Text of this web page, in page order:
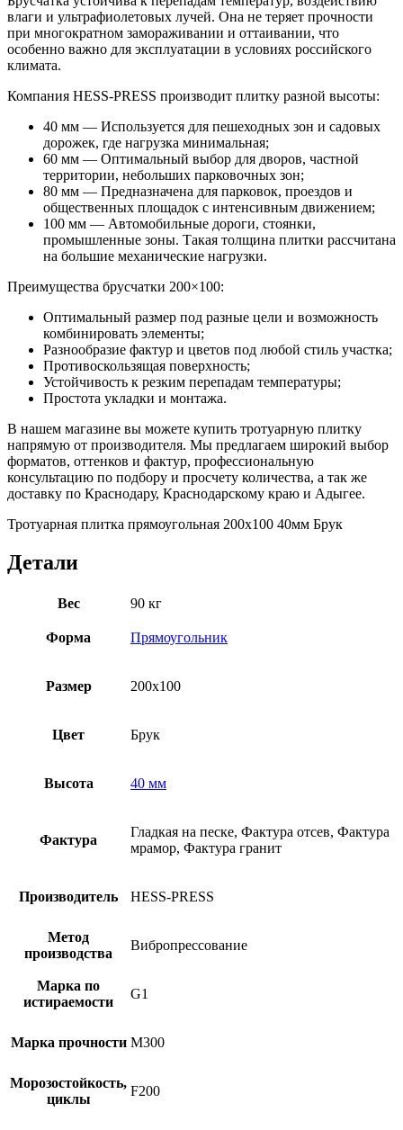
влаги и ультрафиолетовых лучей. Она не теряет прочности
при многократном замораживании и оттаивании, что
особенно важно для эксплуатации в условиях российского
климата.
Компания HESS-PRESS производит плитку разной высоты:
40 мм — Используется для пешеходных зон и садовых
дорожек, где нагрузка минимальная;
60 мм — Оптимальный выбор для дворов, частной
территории, небольших парковочных зон;
80 мм — Предназначена для парковок, проездов и
общественных площадок с интенсивным движением;
100 мм — Автомобильные дороги, стоянки,
промышленные зоны. Такая толщина плитки рассчитана
на большие механические нагрузки.
Преимущества брусчатки 200×100:
Оптимальный размер под разные цели и возможность
комбинировать элементы;
Разнообразие фактур и цветов под любой стиль участка;
Противоскользящая поверхность;
Устойчивость к резким перепадам температуры;
Простота укладки и монтажа.
В нашем магазине вы можете купить тротуарную плитку
напрямую от производителя. Мы предлагаем широкий выбор
форматов, оттенков и фактур, профессиональную
консультацию по подбору и просчету количества, а так же
доставку по Краснодару, Краснодарскому краю и Адыгее.
Тротуарная плитка прямоугольная 200х100 40мм Брук
Детали
Вес 90 кг
Форма Прямоугольник
Размер 200х100
Цвет Брук
Высота 40 мм
Фактура
Гладкая на песке, Фактура отсев, Фактура
мрамор, Фактура гранит
Производитель HESS-PRESS
Метод
производства
Вибропрессование
Марка по
истираемости
G1
Марка прочности М300
Морозостойкость,
циклы
F200